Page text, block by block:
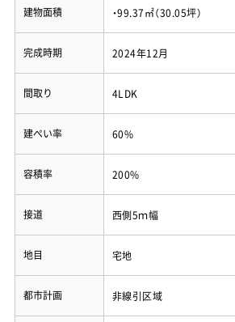
建物面積 ・99.37㎡（30.05坪）
完成時期 2024年12月
間取り 4LDK
建ぺい率 60%
容積率 200%
接道 西側5ｍ幅
地目 宅地
都市計画 非線引区域